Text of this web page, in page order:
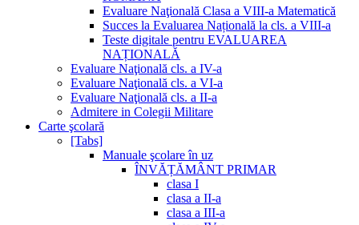
Evaluare Naţională Clasa a VIII-a Matematică
Succes la Evaluarea Națională la cls. a VIII-a
Teste digitale pentru EVALUAREA
NAȚIONALĂ
Evaluare Naţională cls. a IV-a
Evaluare Naţională cls. a VI-a
Evaluare Naţională cls. a II-a
Admitere in Colegii Militare
Carte şcolară
[Tabs]
Manuale şcolare în uz
ÎNVĂȚĂMÂNT PRIMAR
clasa I
clasa a II-a
clasa a III-a